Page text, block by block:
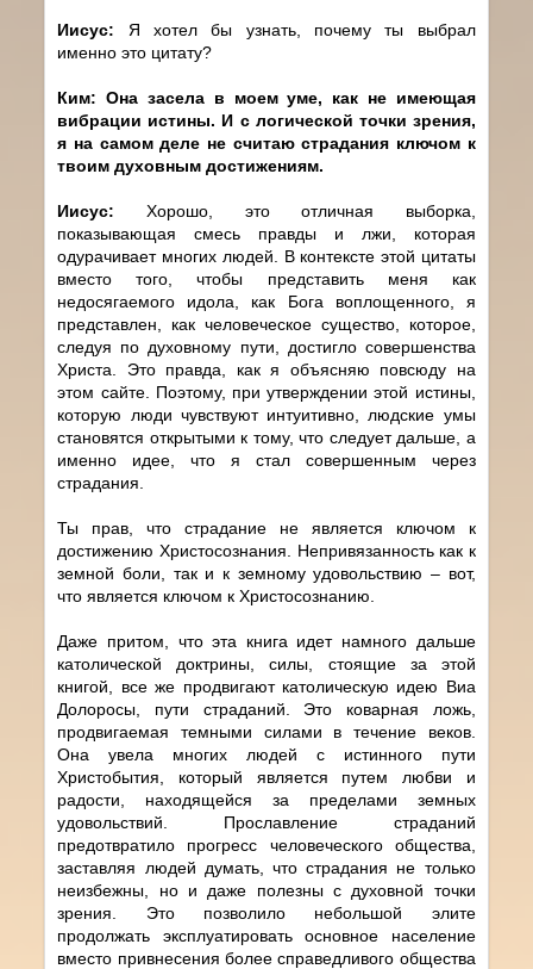
Иисус: Я хотел бы узнать, почему ты выбрал
именно это цитату?
Ким: Она засела в моем уме, как не имеющая
вибрации истины. И с логической точки зрения,
я на самом деле не считаю страдания ключом к
твоим духовным достижениям.
Иисус: Хорошо, это отличная выборка,
показывающая смесь правды и лжи, которая
одурачивает многих людей. В контексте этой цитаты
вместо того, чтобы представить меня как
недосягаемого идола, как Бога воплощенного, я
представлен, как человеческое существо, которое,
следуя по духовному пути, достигло совершенства
Христа. Это правда, как я объясняю повсюду на
этом сайте. Поэтому, при утверждении этой истины,
которую люди чувствуют интуитивно, людские умы
становятся открытыми к тому, что следует дальше, а
именно идее, что я стал совершенным через
страдания.
Ты прав, что страдание не является ключом к
достижению Христосознания. Непривязанность как к
земной боли, так и к земному удовольствию – вот,
что является ключом к Христосознанию.
Даже притом, что эта книга идет намного дальше
католической доктрины, силы, стоящие за этой
книгой, все же продвигают католическую идею Виа
Долоросы, пути страданий. Это коварная ложь,
продвигаемая темными силами в течение веков.
Она увела многих людей с истинного пути
Христобытия, который является путем любви и
радости, находящейся за пределами земных
удовольствий. Прославление страданий
предотвратило прогресс человеческого общества,
заставляя людей думать, что страдания не только
неизбежны, но и даже полезны с духовной точки
зрения. Это позволило небольшой элите
продолжать эксплуатировать основное население
вместо привнесения более справедливого общества